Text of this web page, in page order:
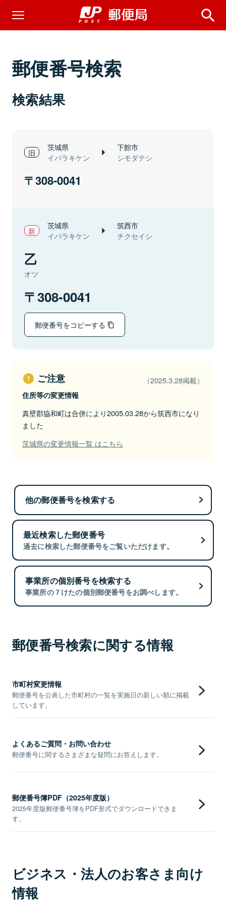
郵便番号検索
検索結果
茨城県
イバラキケン
下館市
シモダテシ
308-0041
茨城県
イバラキケン
筑西市
チクセイシ
乙
オツ
308-0041
郵便番号をコピーする
ご注意 （2025.3.28掲載）
住所等の変更情報
真壁郡協和町は合併により2005.03.28から筑西市になり
ました
茨城県の変更情報一覧 はこちら
他の郵便番号を検索する
最近検索した郵便番号
過去に検索した郵便番号をご覧いただけます。
事業所の個別番号を検索する
事業所の７けたの個別郵便番号をお調べします。
郵便番号検索に関する情報
市町村変更情報
郵便番号を公表した市町村の一覧を実施日の新しい順に掲載
しています。
よくあるご質問・お問い合わせ
郵便番号に関するさまざまな疑問にお答えします。
郵便番号簿PDF（2025年度版）
2025年度版郵便番号簿をPDF形式でダウンロードできま
す。
ビジネス・法人のお客さま向け
情報